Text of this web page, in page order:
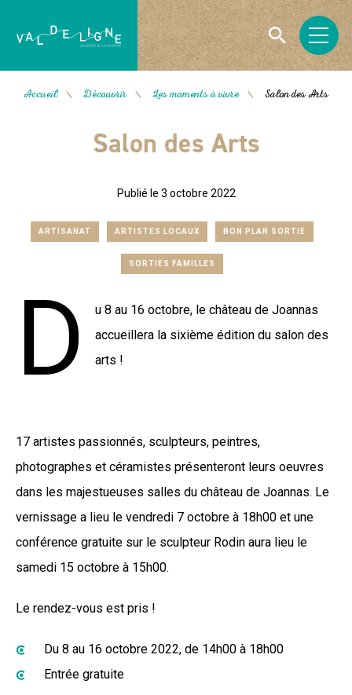
Accueil / Découvrir / Les moments à vivre / Salon des Arts
Salon des Arts
Publié le 3 octobre 2022
ARTISANAT ARTISTES LOCAUX BON PLAN SORTIE
SORTIES FAMILLES
D
u 8 au 16 octobre, le château de Joannas
accueillera la sixième édition du salon des
arts !
17 artistes passionnés, sculpteurs, peintres,
photographes et céramistes présenteront leurs oeuvres
dans les majestueuses salles du château de Joannas. Le
vernissage a lieu le vendredi 7 octobre à 18h00 et une
conférence gratuite sur le sculpteur Rodin aura lieu le
samedi 15 octobre à 15h00.
Le rendez-vous est pris !
Du 8 au 16 octobre 2022, de 14h00 à 18h00
Entrée gratuite